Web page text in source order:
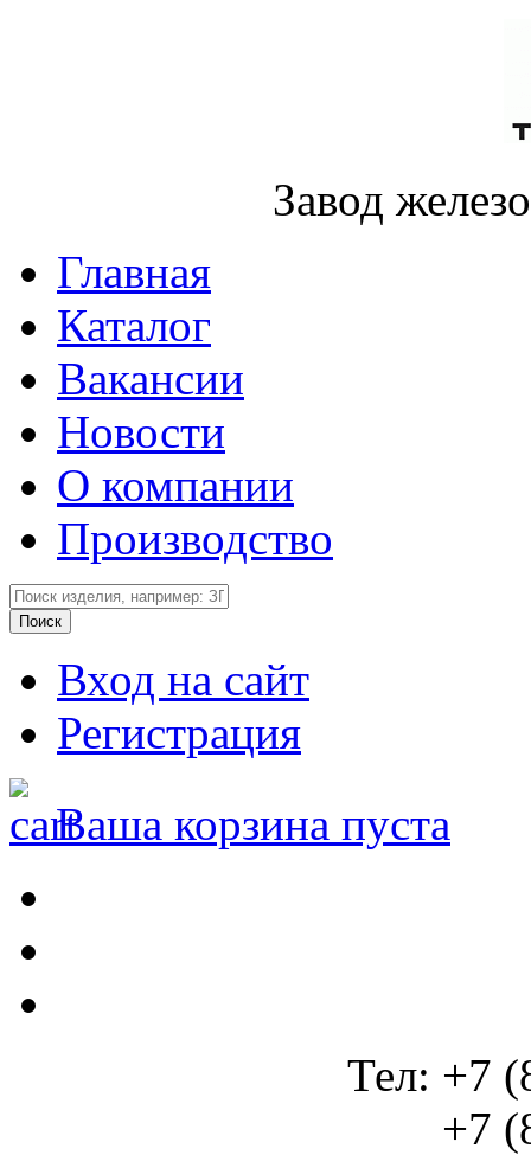
Завод
Главная
Каталог
Вакансии
Новости
О компании
Производство
Вход на сайт
Регистрация
Ваша корзина пуста
Тел: +7
+7